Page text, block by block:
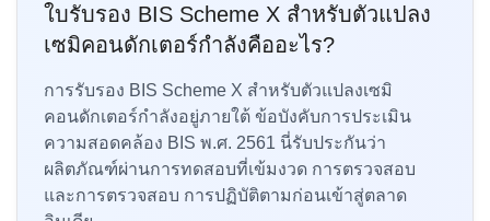
ใบรับรอง BIS Scheme X สำหรับตัวแปลง
เซมิคอนดักเตอร์กำลังคืออะไร?
การรับรอง BIS Scheme X สำหรับตัวแปลงเซมิ
คอนดักเตอร์กำลังอยู่ภายใต้ ข้อบังคับการประเมิน
ความสอดคล้อง BIS พ.ศ. 2561 นี่รับประกันว่า
ผลิตภัณฑ์ผ่านการทดสอบที่เข้มงวด การตรวจสอบ
และการตรวจสอบ การปฏิบัติตามก่อนเข้าสู่ตลาด